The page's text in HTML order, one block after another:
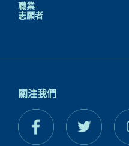
職業
志願者
關注我們